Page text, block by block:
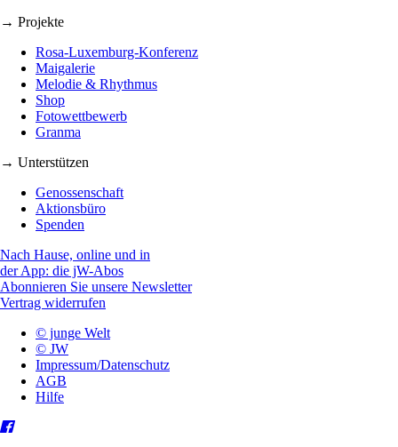
→ Projekte
Rosa-Luxemburg-Konferenz
Maigalerie
Melodie & Rhythmus
Shop
Fotowettbewerb
Granma
→ Unterstützen
Genossenschaft
Aktionsbüro
Spenden
Nach Hause, online und in
der App: die jW-Abos
Abonnieren Sie unsere Newsletter
Vertrag widerrufen
© junge Welt
© JW
Impressum/Datenschutz
AGB
Hilfe